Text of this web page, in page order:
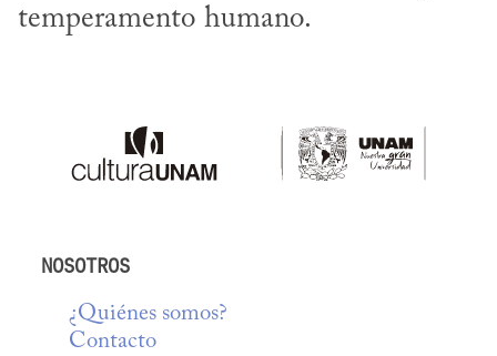
temperamento humano.
NOSOTROS
¿Quiénes somos?
Contacto